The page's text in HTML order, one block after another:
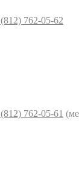
762-05-62
762-05-61